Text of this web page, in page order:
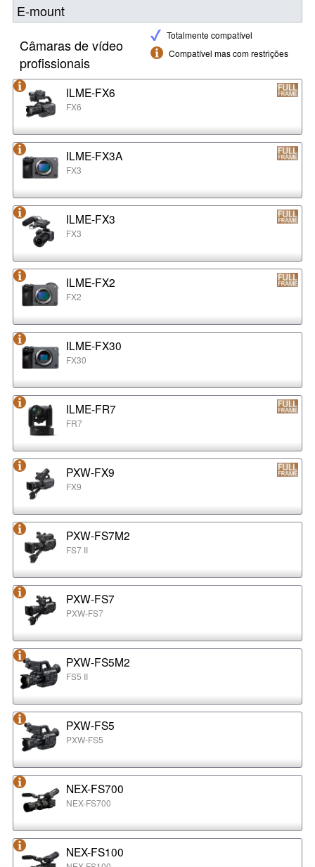
E-mount
Totalmente compatível
Compatível mas com restrições
Câmaras de vídeo
profissionais
ILME-FX6
FX6
ILME-FX3A
FX3
ILME-FX3
FX3
ILME-FX2
FX2
ILME-FX30
FX30
ILME-FR7
FR7
PXW-FX9
FX9
PXW-FS7M2
FS7 II
PXW-FS7
PXW-FS7
PXW-FS5M2
FS5 II
PXW-FS5
PXW-FS5
NEX-FS700
NEX-FS700
NEX-FS100